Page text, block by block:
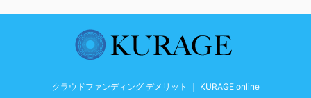
クラウドファンディング デメリット ｜ KURAGE online